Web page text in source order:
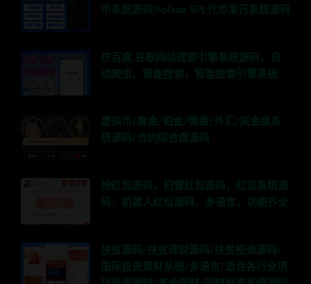
币系统源码|Solana SPL代币发行系统源码
仿百度,谷歌网站搜索引擎系统源码，自
动爬虫、智能搜索，智能搜索引擎系统
虚拟币/黄金/铂金/微盘/外汇/资金盘系
统源码/合约综合盘源码
抢红包源码，扫雷红包源码，红包系统源
码，机器人红包源码，多语言，功能齐全
扶贫源码/扶贫理财源码/扶贫投资源码/
国际投资理财系统/多语言/适合各行业项